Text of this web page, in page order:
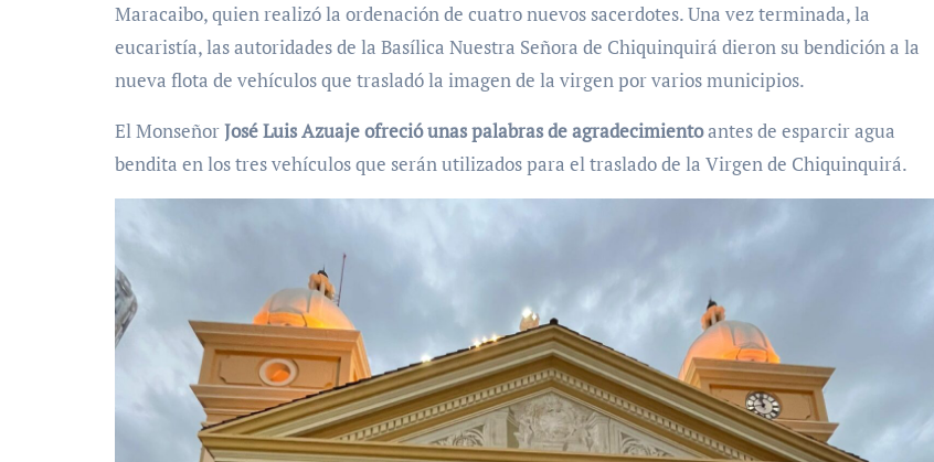
Maracaibo, quien realizó la ordenación de cuatro nuevos sacerdotes. Una vez terminada, la
eucaristía, las autoridades de la Basílica Nuestra Señora de Chiquinquirá dieron su bendición a la
nueva flota de vehículos que trasladó la imagen de la virgen por varios municipios.
El MonseñorJosé Luis Azuaje ofreció unas palabras de agradecimientoantes de esparcir agua
bendita en los tres vehículos que serán utilizados para el traslado de la Virgen de Chiquinquirá.